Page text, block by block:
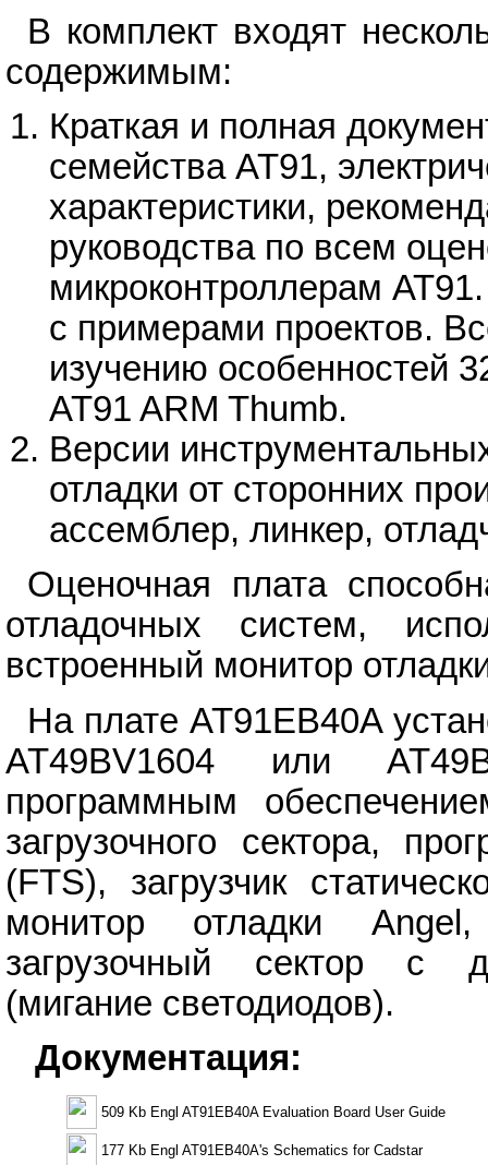
В комплект входят
содержимым:
Краткая и полная
семейства AT91,
характеристики,
руководства по всем
микроконтроллерам
с примерами проектов.
изучению особенностей
AT91 ARM Thumb.
Версии
отладки от сторонних
ассемблер, линкер,
Оценочная плата
отладочных систем,
встроенный монитор
На плате AT91EB40A
AT49BV1604 или
программным
загрузочного сектора,
(FTS), загрузчик
монитор отладки Angel,
загрузочный сектор с
(мигание светодиодов).
Документация:
509 Kb Engl AT91EB40A Evaluation Board User Guide
177 Kb Engl AT91EB40A's Schematics for Cadstar